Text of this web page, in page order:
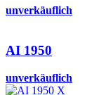
unverkäuflich
AI 1950
unverkäuflich